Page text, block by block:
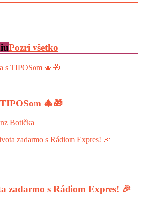
Pozri všetko
🎄🎁
Botička
zadarmo s Rádiom Expres! 🎉